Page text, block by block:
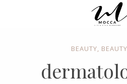
BEAUTY,